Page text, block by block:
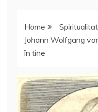
Home
Johann Wolfgang
în tine